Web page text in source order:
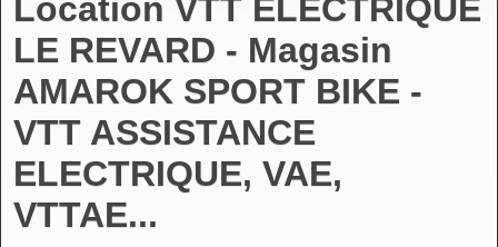
Location VTT ÉLECTRIQUE
LE REVARD - Magasin
AMAROK SPORT BIKE -
VTT ASSISTANCE
ELECTRIQUE, VAE,
VTTAE...